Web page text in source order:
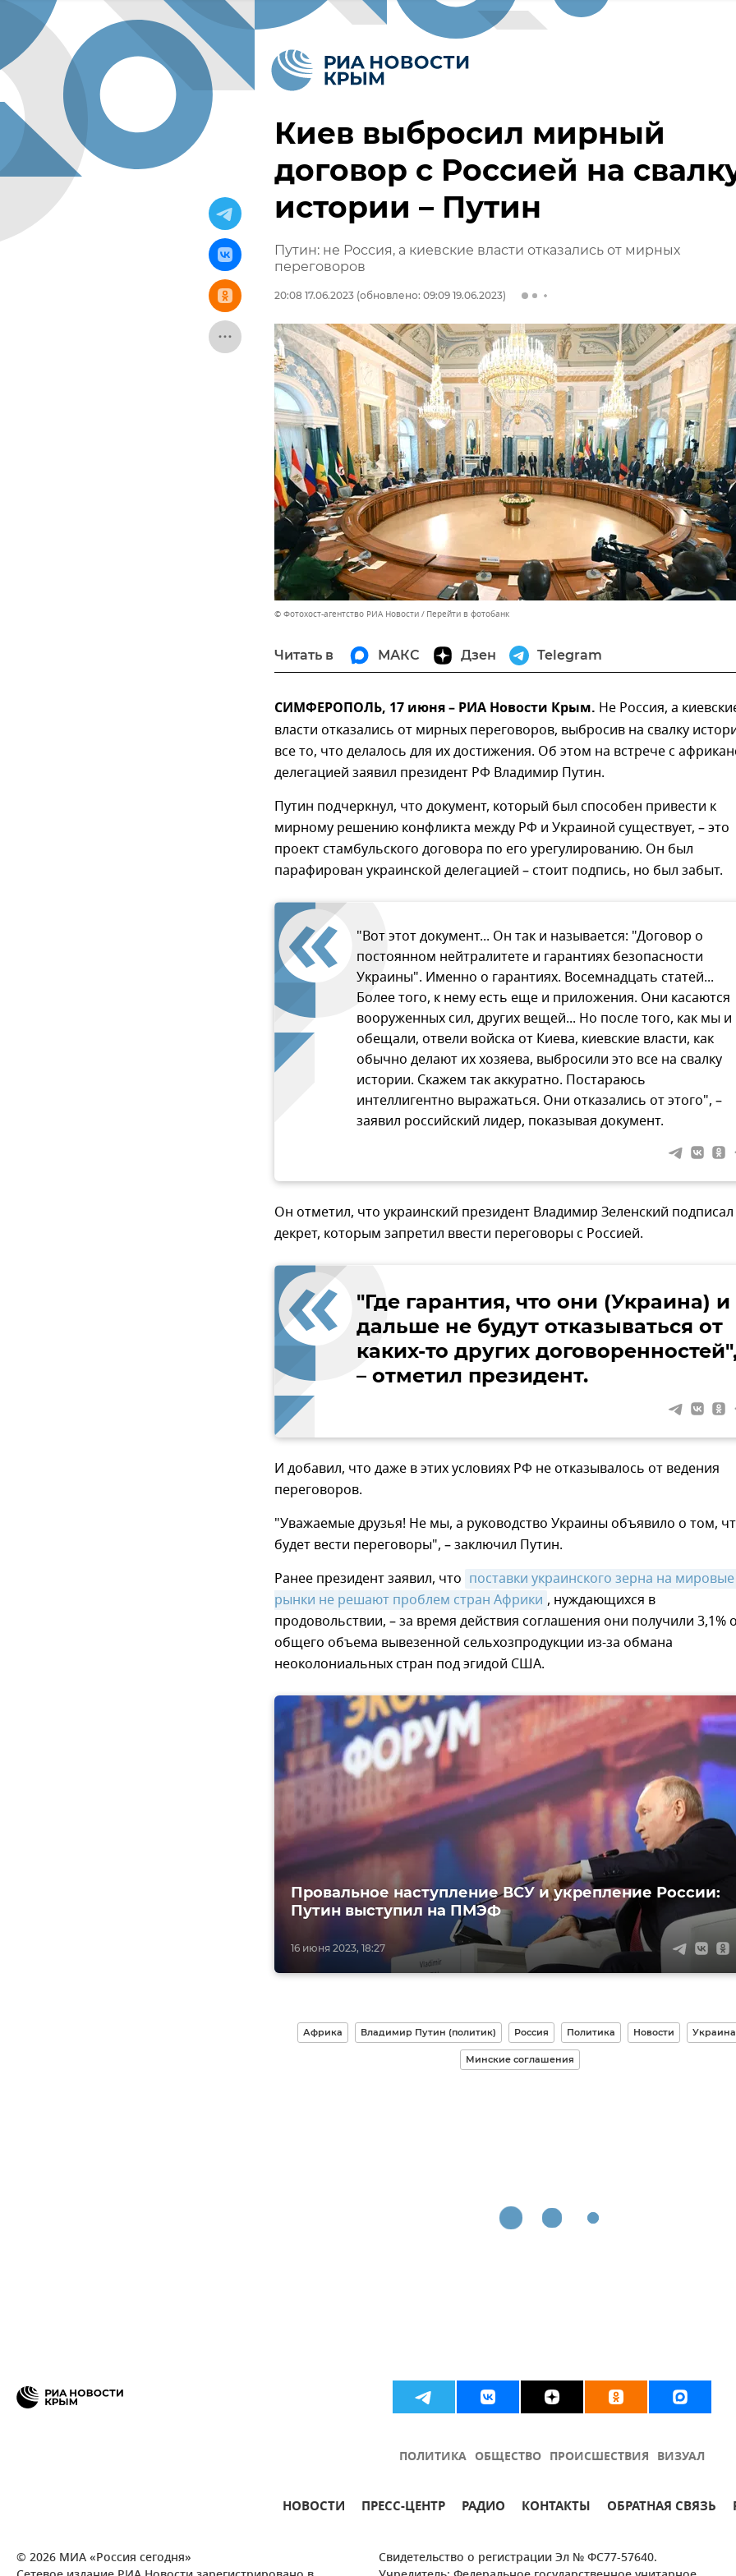
Киев выбросил мирный
договор с Россией на
истории – Путин
Путин: не Россия, а киевские власти отказались от мирных
переговоров
20:08 17.06.2023 (обновлено: 09:09 19.06.2023)
© Фотохост-агентство РИА Новости Перейти в фотобанк
Читать в МАКС Дзен Telegram
СИМФЕРОПОЛЬ, 17 июня – РИА Новости Крым. Не Россия, а
власти отказались от мирных переговоров, выбросив на свалку
все то, что делалось для их достижения. Об этом на встрече с
делегацией заявил президент РФ Владимир Путин.
Путин подчеркнул, что документ, который был способен привести к
мирному решению конфликта между РФ и Украиной существует, – это
проект стамбульского договора по его урегулированию. Он был
парафирован украинской делегацией – стоит подпись, но был забыт.
"Вот этот документ... Он так и называется: "Договор о
постоянном нейтралитете и гарантиях безопасности
Украины". Именно о гарантиях. Восемнадцать статей...
Более того, к нему есть еще и приложения. Они касаются
вооруженных сил, других вещей... Но после того, как мы и
обещали, отвели войска от Киева, киевские власти, как
обычно делают их хозяева, выбросили это все на свалку
истории. Скажем так аккуратно. Постараюсь
интеллигентно выражаться. Они отказались от этого", –
заявил российский лидер, показывая документ.
Он отметил, что украинский президент Владимир Зеленский подписал
декрет, которым запретил ввести переговоры с Россией.
"Где гарантия, что они (Украина) и
дальше не будут отказываться от
каких-то других
– отметил президент.
И добавил, что даже в этих условиях РФ не отказывалось от ведения
переговоров.
"Уважаемые друзья! Не мы, а руководство Украины объявило о том,
будет вести переговоры", – заключил Путин.
Ранее президент заявил, что поставки украинского зерна на мировые
рынки не решают проблем стран Африки , нуждающихся в
продовольствии, – за время действия соглашения они получили 3,1%
общего объема вывезенной сельхозпродукции из-за обмана
неоколониальных стран под эгидой США.
16 июня 2023, 18:27
Провальное наступление ВСУ и укрепление России:
Путин выступил на ПМЭФ
Африка Владимир Путин (политик) Россия Политика Новости Украина
Минские соглашения
ПОЛИТИКА ОБЩЕСТВО ПРОИСШЕСТВИЯ ВИЗУАЛ
НОВОСТИ ПРЕСС-ЦЕНТР РАДИО КОНТАКТЫ ОБРАТНАЯ СВЯЗЬ
© 2026 МИА «Россия сегодня»
Свидетельство о регистрации Эл № ФС77-57640.